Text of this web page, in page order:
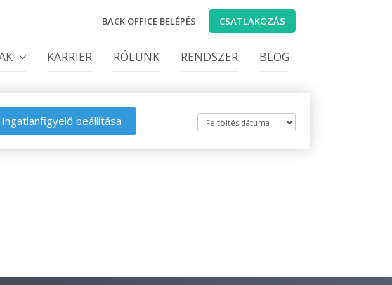
BACK OFFICE BELÉPÉS CSATLAKOZÁS
KARRIER RÓLUNK RENDSZER BLOG
Ingatlanfigyelő beállítása